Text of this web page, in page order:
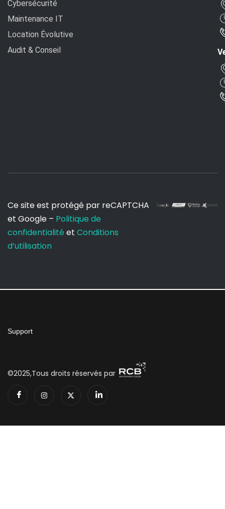
Cybersécurité
Maintenance IT
Location Évolutive
Audit & Conseil
Ce site est protégé par reCAPTCHA
et Google – Politique de
confidentialité et Conditions
d’utilisation
Support
©2025,Tous droits réservés par